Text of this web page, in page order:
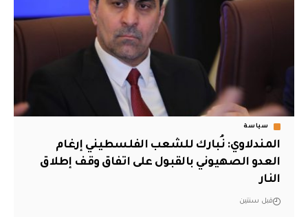
سياسة
المندلاوي: نُبارك للشعب الفلسطيني إرغام
العدو الصهيوني بالقبول على اتفاق وقف إطلاق
النار
قبل سنتين